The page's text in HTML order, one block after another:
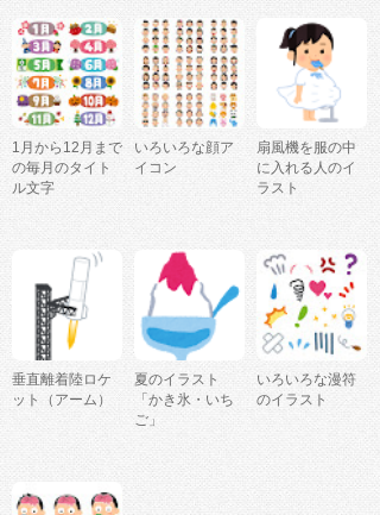
1月から12月まで
の毎月のタイト
ル文字
いろいろな顔ア
イコン
扇風機を服の中
に入れる人のイ
ラスト
垂直離着陸ロケ
ット（アーム）
夏のイラスト
「かき氷・いち
ご」
いろいろな漫符
のイラスト